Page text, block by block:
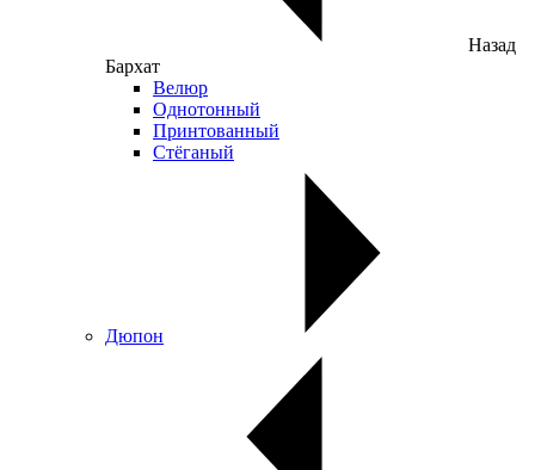
Назад
Бархат
Велюр
Однотонный
Принтованный
Стёганый
Дюпон